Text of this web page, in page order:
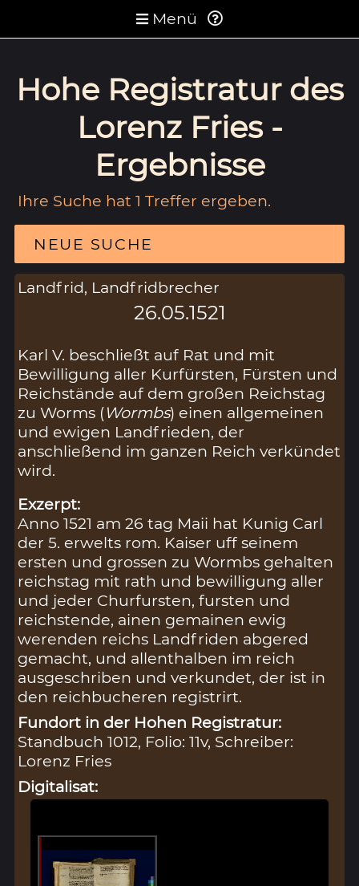
Menü
Hohe Registratur des
Lorenz Fries -
Ergebnisse
Ihre Suche hat 1 Treffer ergeben.
NEUE SUCHE
Landfrid, Landfridbrecher
26.05.1521
Karl V. beschließt auf Rat und mit
Bewilligung aller Kurfürsten, Fürsten und
Reichstände auf dem großen Reichstag
zu Worms (Wormbs) einen allgemeinen
und ewigen Landfrieden, der
anschließend im ganzen Reich verkündet
wird.
Exzerpt:
Anno 1521 am 26 tag Maii hat Kunig Carl
der 5. erwelts rom. Kaiser uff seinem
ersten und grossen zu Wormbs gehalten
reichstag mit rath und bewilligung aller
und jeder Churfursten, fursten und
reichstende, ainen gemainen ewig
werenden reichs Landfriden abgered
gemacht, und allenthalben im reich
ausgeschriben und verkundet, der ist in
den reichbucheren registrirt.
Fundort in der Hohen Registratur:
Standbuch 1012, Folio: 11v, Schreiber:
Lorenz Fries
Digitalisat: